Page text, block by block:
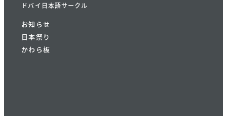
ドバイ日本語サークル
お知らせ
日本祭り
かわら板